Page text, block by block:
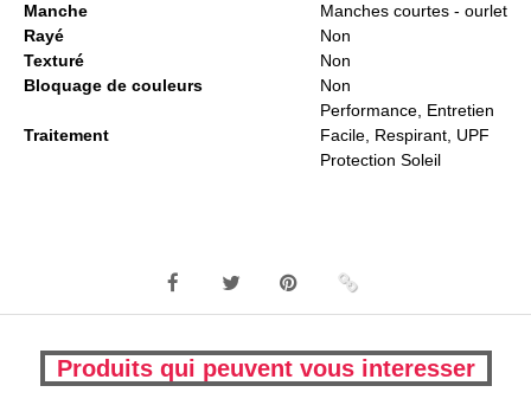
Manche
Manches courtes - ourlet
Rayé
Non
Texturé
Non
Bloquage de couleurs
Non
Traitement
Performance, Entretien
Facile, Respirant, UPF
Protection Soleil
Produits qui peuvent vous interesser